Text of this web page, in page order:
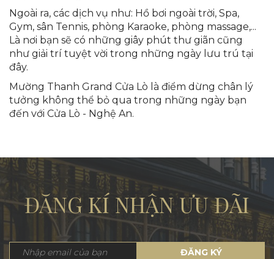
Ngoài ra, các dịch vụ như: Hồ bơi ngoài trời, Spa,
Gym, sân Tennis, phòng Karaoke, phòng massage,...
Là nơi bạn sẽ có những giây phút thư giãn cũng
như giải trí tuyệt vời trong những ngày lưu trú tại
đây.
Mường Thanh Grand Cửa Lò là điểm dừng chân lý
tưởng không thể bỏ qua trong những ngày bạn
đến với Cửa Lò - Nghệ An.
ĐĂNG KÍ NHẬN ƯU ĐÃI
ĐĂNG KÝ